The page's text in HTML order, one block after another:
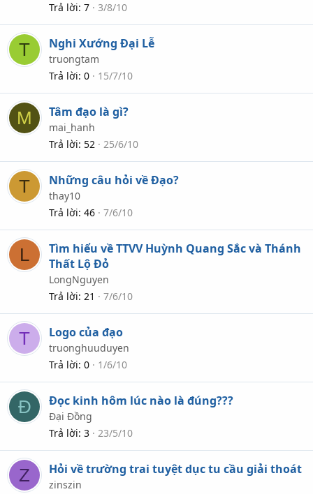
Trả lời 7 3/8/10
T Nghi Xướng Đại Lễ
truongtam
Trả lời 0 15/7/10
M Tâm đạo là gì?
mai_hanh
Trả lời 52 25/6/10
T Những câu hỏi về Đạo?
thay10
Trả lời 46 7/6/10
L
Tìm hiểu về TTVV Huỳnh Quang Sắc và Thánh
Thất Lộ Đỏ
LongNguyen
Trả lời 21 7/6/10
T Logo của đạo
truonghuuduyen
Trả lời 0 1/6/10
Đ Đọc kinh hôm lúc nào là đúng???
Đại Đồng
Trả lời 3 23/5/10
Z Hỏi về trường trai tuyệt dục tu cầu giải thoát
zinszin